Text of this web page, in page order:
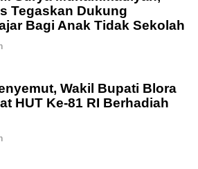
Tegaskan Dukung
Bagi Anak Tidak Sekolah
Wakil Bupati Blora
HUT Ke-81 RI Berhadiah